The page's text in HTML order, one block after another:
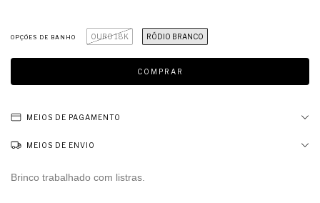
OPÇÕES DE BANHO OURO 18K RÓDIO BRANCO
MEIOS DE PAGAMENTO
MEIOS DE ENVIO
Brinco trabalhado com listras.